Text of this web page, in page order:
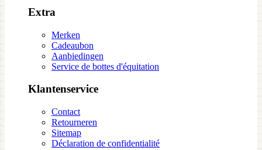
Extra
Merken
Cadeaubon
Aanbiedingen
Service de bottes d'équitation
Klantenservice
Contact
Retourneren
Sitemap
Déclaration de confidentialité